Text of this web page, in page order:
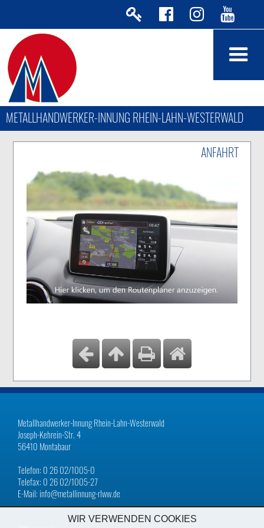
METALLHANDWERKER-INNUNG RHEIN-LAHN-WESTERWALD
ANFAHRT
Metallhandwerker-Innung Rhein-Lahn-Westerwald
Joseph-Kehrein-Str. 4
56410 Montabaur
Telefon: 0 26 02/1005-0
Telefax: 0 26 02/1005-27
E-Mail: info@metallinnung-rlww.de
WIR VERWENDEN COOKIES